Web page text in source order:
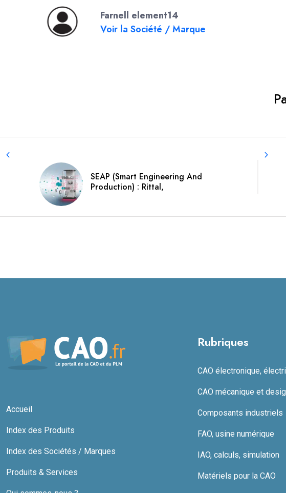
Farnell element14
Voir la Société / Marque
SEAP (Smart Engineering And
Production) : Rittal,
Accueil
Index des Produits
Index des Sociétés / Marques
Produits & Services
Rubriques
CAO électronique,
CAO mécanique et
Composants industriels
FAO, usine numérique
IAO, calculs, simulation
Matériels pour la CAO